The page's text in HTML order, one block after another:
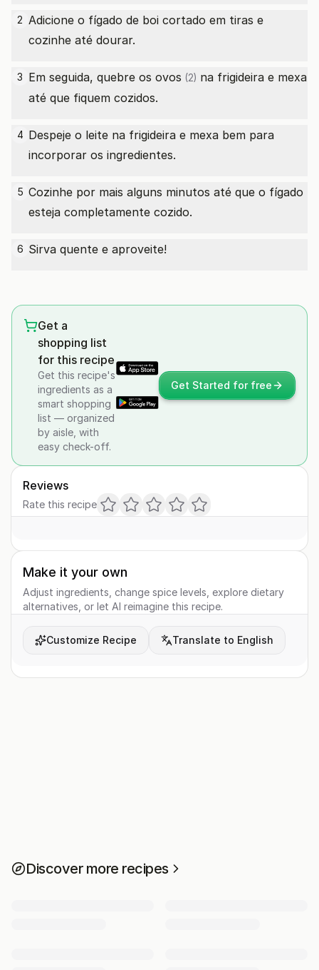
2 Adicione o fígado de boi cortado em tiras e
cozinhe até dourar.
3 Em seguida, quebre os ovos (2) na frigideira e mexa
até que fiquem cozidos.
4 Despeje o leite na frigideira e mexa bem para
incorporar os ingredientes.
5 Cozinhe por mais alguns minutos até que o fígado
esteja completamente cozido.
6 Sirva quente e aproveite!
Get a
shopping list
for this recipe
Get this recipe's
ingredients as a
smart shopping
list — organized
by aisle, with
easy check-off.
Get Started for free
Reviews
Rate this recipe
Make it your own
Adjust ingredients, change spice levels, explore dietary
alternatives, or let AI reimagine this recipe.
Customize Recipe Translate to English
Discover more recipes